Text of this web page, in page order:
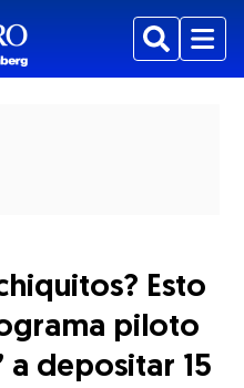
BuscarMenu
Esto
piloto
a depositar 15